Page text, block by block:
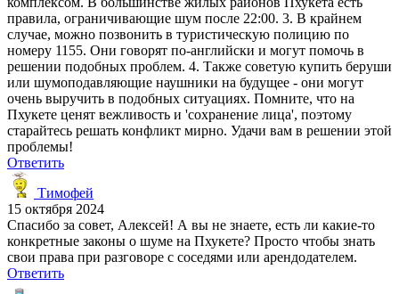
правила, ограничивающие шум после 22:00. 3. В крайнем
случае, можно позвонить в туристическую полицию по
номеру 1155. Они говорят по-английски и могут помочь в
решении подобных проблем. 4. Также советую купить беруши
или шумоподавляющие наушники на будущее - они могут
очень выручить в подобных ситуациях. Помните, что на
Пхукете ценят вежливость и 'сохранение лица', поэтому
старайтесь решать конфликт мирно. Удачи вам в решении этой
проблемы!
Ответить
Тимофей
15 октября 2024
Спасибо за совет, Алексей! А вы не знаете, есть ли какие-то
конкретные законы о шуме на Пхукете? Просто чтобы знать
свои права при разговоре с соседями или арендодателем.
Ответить